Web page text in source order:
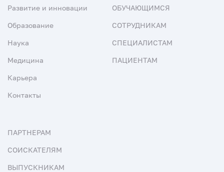
Развитие и инновации
Образование
Наука
Медицина
Карьера
Контакты
ОБУЧАЮЩИМСЯ
СОТРУДНИКАМ
СПЕЦИАЛИСТАМ
ПАЦИЕНТАМ
ПАРТНЕРАМ
СОИСКАТЕЛЯМ
ВЫПУСКНИКАМ